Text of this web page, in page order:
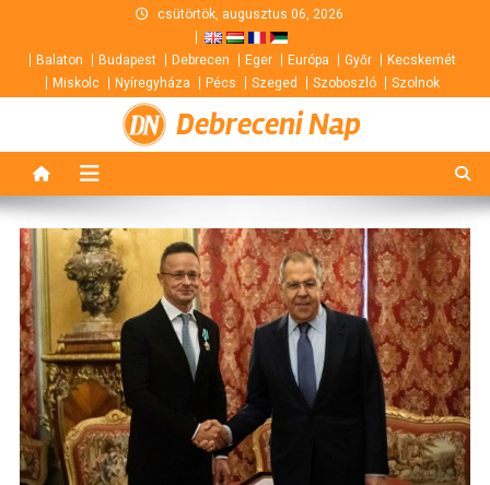
content
csütörtök, augusztus 06, 2026
Balaton Budapest Debrecen Eger Európa Győr
Kecskemét
Miskolc
Nyíregyháza Pécs Szeged Szoboszló Szolnok
Debreceni Nap